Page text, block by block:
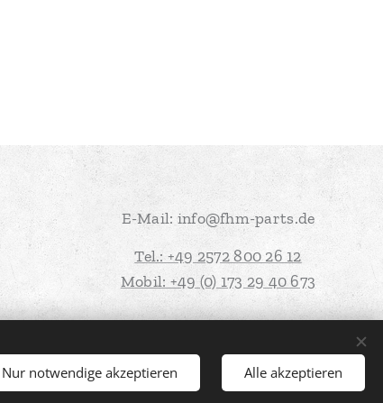
E-Mail: info@fhm-parts.de
Tel.: +49 2572 800 26 12
Mobil: +49 (0) 173 29 40 673
Nur notwendige akzeptieren Alle akzeptieren